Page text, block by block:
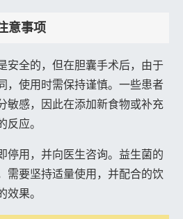
意事项
安全的，但在胆囊手术后，由于
，使用时需保持谨慎。一些患者
敏感，因此在添加新食物或补充
反应。
停用，并向医生咨询。益生菌的
需要坚持适量使用，并配合的饮
效果。